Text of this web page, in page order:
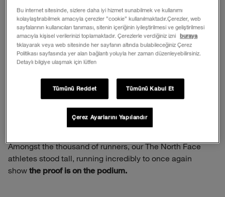
Amongst the thousand of runners, our The North Face
athletes stood tall, running incredibly to once again
show the proof is on the podium.
Bu internet sitesinde, sizlere daha iyi hizmet sunabilmek ve kullanımı
kolaylaştırabilmek amacıyla çerezler ”cookie” kullanılmaktadır.Çerezler, web
sayfalarının kullanıcıları tanıması, sitenin içeriğinin iyileştirilmesi ve geliştirilmesi
amacıyla kişisel verilerinizi toplamaktadır. Çerezlerle verdiğiniz izni
buraya
tıklayarak veya web sitesinde her sayfanın altında bulabileceğiniz Çerez
Politikası sayfasında yer alan bağlantı yoluyla her zaman düzenleyebilirsiniz.
Detaylı bilgiye ulaşmak için lütfen
Tümünü Reddet Tümünü Kabul Et
Çerez Ayarlarını Yapılandır